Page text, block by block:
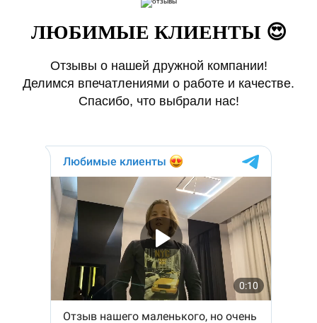
ЛЮБИМЫЕ КЛИЕНТЫ 😍
Отзывы о нашей дружной компании!
Делимся впечатлениями о работе и качестве.
Спасибо, что выбрали нас!